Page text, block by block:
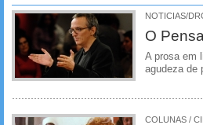
NOTICIAS/
O
A prosa em
agudeza de
COLUNAS /